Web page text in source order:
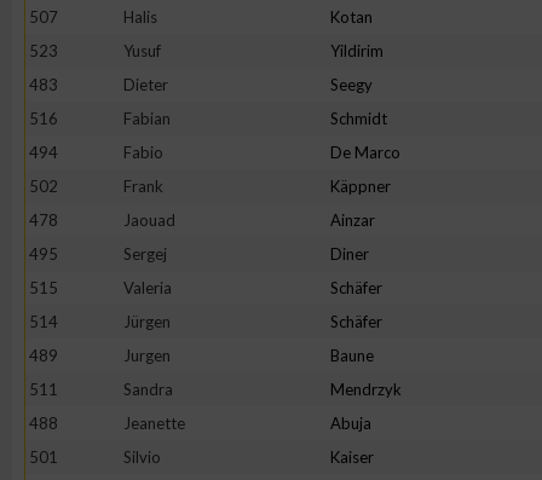
507
Halis Kotan
523
Yusuf Yildirim
483
Dieter Seegy
516
Fabian Schmidt
494
Fabio De Marco
502
Frank Käppner
478
Jaouad Ainzar
495
Sergej Diner
515
Valeria Schäfer
514
Jürgen Schäfer
489
Jurgen Baune
511
Sandra Mendrzyk
488
Jeanette Abuja
501
Silvio Kaiser